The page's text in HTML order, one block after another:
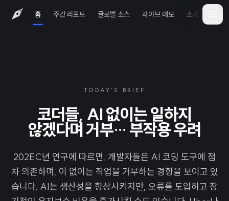
홈 주간 리포트 글로벌 소스 라이브 데모 소개
TODAY'S BRIEF
코더들, AI 없이는 일하지
않겠다며 거부… 부작용 우려
202EC년 연구에 따르면, 개발자들은 AI 코딩 도구에 점
차 의존하며, 이 없이는 작업을 거부하는 경향을 보이고 있
습니다. AI는 생산성을 향상시키지만, 오류를 도입하고 장